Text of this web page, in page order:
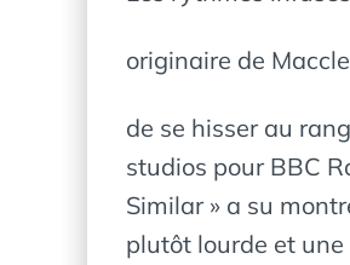
originaire de
de se hisser au
studios pour BBC
Similar » a su
plutôt lourde et